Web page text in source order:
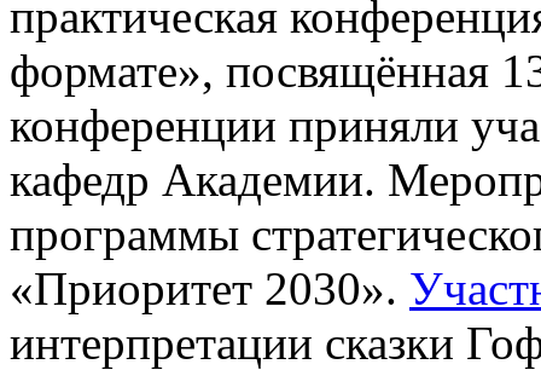
практическая
формате», посвящённая
конференции приняли
кафедр Академии.
программы
«Приоритет 2030».
интерпретации сказки